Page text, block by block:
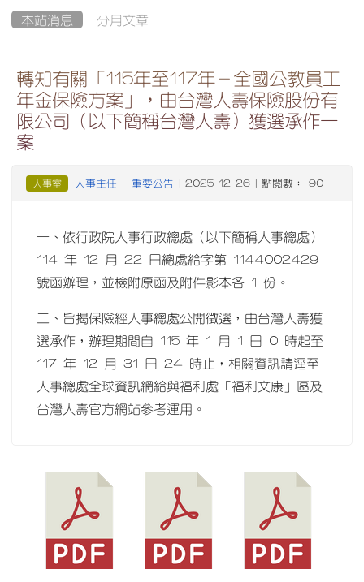
本站消息 分月文章
轉知有關「115年至117年－全國公教員工
年金保險方案」，由台灣人壽保險股份有
限公司（以下簡稱台灣人壽）獲選承作一
案
人事室 人事主任 - 重要公告 | 2025-12-26 | 點閱數： 90
一、依行政院人事行政總處（以下簡稱人事總處）
114 年 12 月 22 日總處給字第 1144002429
號函辦理，並檢附原函及附件影本各 1 份。
二、旨揭保險經人事總處公開徵選，由台灣人壽獲
選承作，辦理期間自 115 年 1 月 1 日 0 時起至
117 年 12 月 31 日 24 時止，相關資訊請逕至
人事總處全球資訊網給與福利處「福利文康」區及
台灣人壽官方網站參考運用。